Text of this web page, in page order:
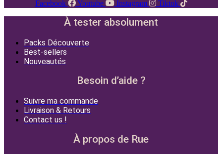
Facebook
Youtube Instagram Tiktok
À tester absolument
Packs Découverte
Best-sellers
Nouveautés
Besoin d’aide ?
Suivre ma commande
Livraison & Retours
Contact us !
À propos de Rue